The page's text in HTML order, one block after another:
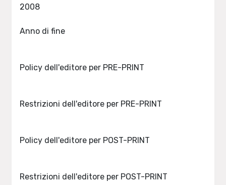
Anno di fine
Policy dell'editore per PRE-PRINT
Restrizioni dell'editore per PRE-PRINT
Policy dell'editore per POST-PRINT
Restrizioni dell'editore per POST-PRINT